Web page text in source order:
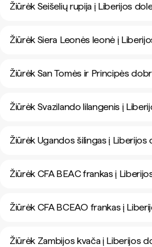
Žiūrėk Seišelių rupija į Liberijos
Žiūrėk Siera Leonės leonė į
Žiūrėk San Tomės ir Principės
Žiūrėk Svazilando lilangenis į
Žiūrėk Ugandos šilingas į Liberijos
Žiūrėk CFA BEAC frankas į
Žiūrėk CFA BCEAO frankas į
Žiūrėk Zambijos kvača į Liberijos